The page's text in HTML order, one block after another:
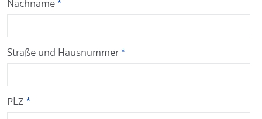
Nachname *
Straße und Hausnummer *
PLZ *